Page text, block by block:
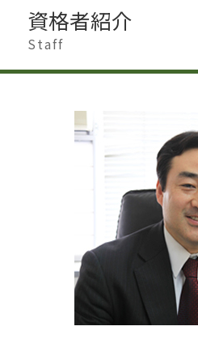
著作権 貸与
著作権 著作隣接権
著作権とは 画像
著作権 法律
著作権 知的財産権 違い
上場準備
企業法務 契約審査
企業法務 体制
モンスター社員 解雇
企業法務 株主総会
就業規則 不利益変更
企業法務 m&a
相続 少ない場合
相続 生前対策 預金
遺産分割調停 必要書類
遺言書作成 世田谷区
相続 申告期限
相続 進め方
遺産分割 兄弟
遺産分割協議書
遺産分割 割合
遺留分 侵害
離婚 浮気 慰謝料
離婚したい 男
離婚 慰謝料 払わない
離婚 杉並区
不貞行為 離婚
離婚 家 名義変更
離婚 慰謝料 理由
財産分与 時効
離婚 世田谷区
資格者紹介
Staff